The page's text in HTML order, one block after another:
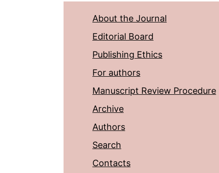
About the Journal
Editorial Board
Publishing Ethics
For authors
Manuscript Review Procedure
Archive
Authors
Search
Contacts